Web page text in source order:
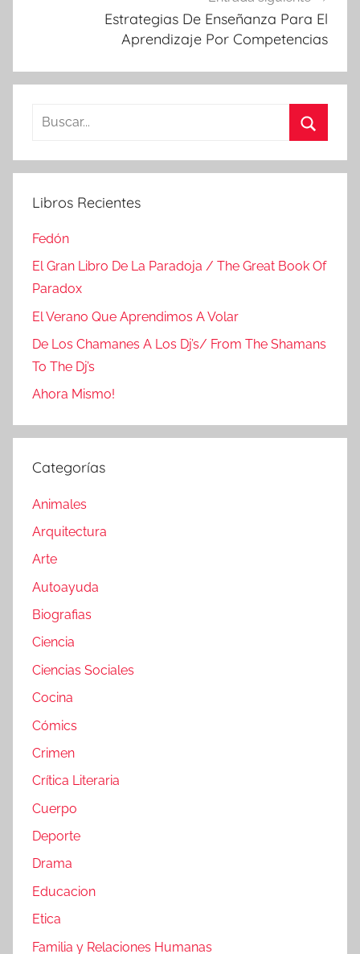
Estrategias De Enseñanza Para El
Aprendizaje Por Competencias
Buscar:
Libros Recientes
Fedón
El Gran Libro De La Paradoja / The Great Book Of
Paradox
El Verano Que Aprendimos A Volar
De Los Chamanes A Los Dj’s/ From The Shamans
To The Dj’s
Ahora Mismo!
Categorías
Animales
Arquitectura
Arte
Autoayuda
Biografias
Ciencia
Ciencias Sociales
Cocina
Cómics
Crimen
Crítica Literaria
Cuerpo
Deporte
Drama
Educacion
Etica
Familia y Relaciones Humanas